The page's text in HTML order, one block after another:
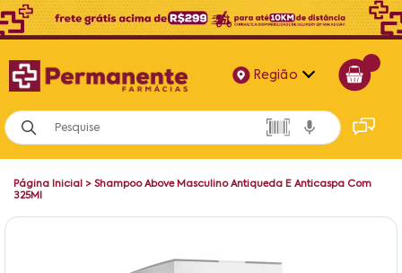
Região
Alagoas
Bahia
Página Inicial > Shampoo Above Masculino Antiqueda E Anticaspa Com
325Ml